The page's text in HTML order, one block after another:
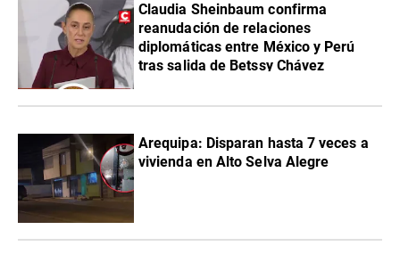
Claudia Sheinbaum confirma
reanudación de relaciones
diplomáticas entre México y Perú
tras salida de Betssy Chávez
Arequipa: Disparan hasta 7 veces a
vivienda en Alto Selva Alegre